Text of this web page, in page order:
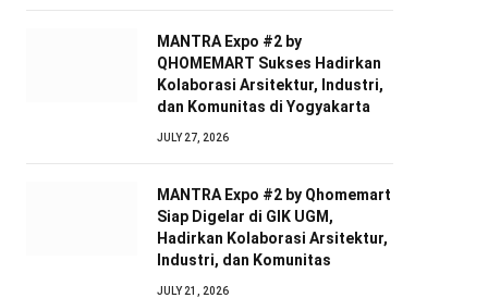
MANTRA Expo #2 by
QHOMEMART Sukses Hadirkan
Kolaborasi Arsitektur, Industri,
dan Komunitas di Yogyakarta
JULY 27, 2026
MANTRA Expo #2 by Qhomemart
Siap Digelar di GIK UGM,
Hadirkan Kolaborasi Arsitektur,
Industri, dan Komunitas
JULY 21, 2026